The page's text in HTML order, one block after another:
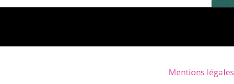
Mentions légales